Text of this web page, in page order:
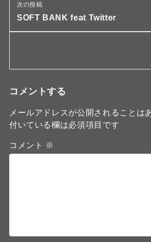
次の投稿
SOFT BANK feat Twitter
コメントする
メールアドレスが公開されることは
付いている欄は必須項目です
コメント ※